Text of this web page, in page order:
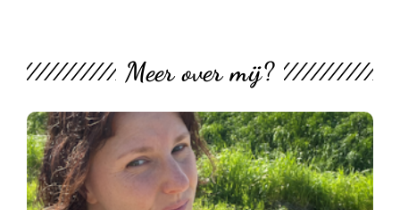
Meer over mij?